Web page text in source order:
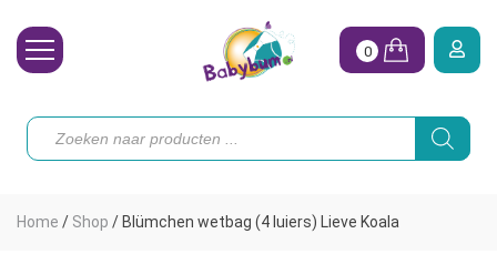
Toebehoren
0
Producten
zoeken
Home / Shop / Blümchen wetbag (4 luiers) Lieve Koala